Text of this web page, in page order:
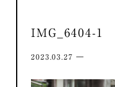
IMG_6404-1
2023.03.27 ―